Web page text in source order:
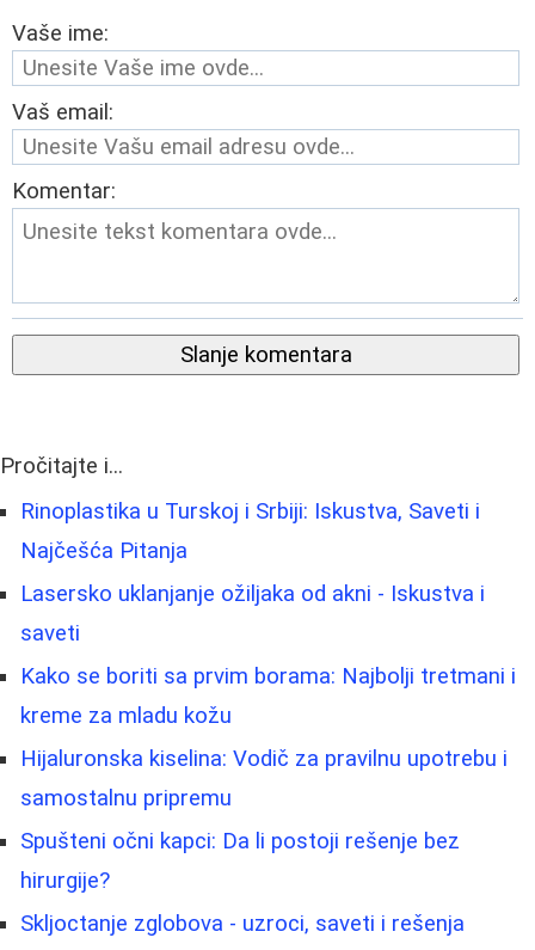
Vaše ime:
Vaš email:
Komentar:
Slanje komentara
Pročitajte i...
Rinoplastika u Turskoj i Srbiji: Iskustva, Saveti i
Najčešća Pitanja
Lasersko uklanjanje ožiljaka od akni - Iskustva i
saveti
Kako se boriti sa prvim borama: Najbolji tretmani i
kreme za mladu kožu
Hijaluronska kiselina: Vodič za pravilnu upotrebu i
samostalnu pripremu
Spušteni očni kapci: Da li postoji rešenje bez
hirurgije?
Skljoctanje zglobova - uzroci, saveti i rešenja